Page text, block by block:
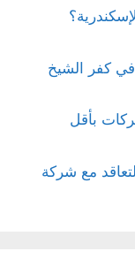
كفر الشيخ
بأقل
مع شركة